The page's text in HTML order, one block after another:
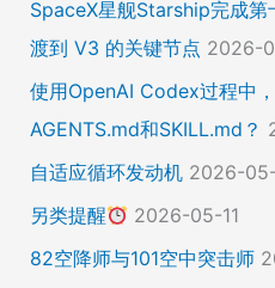
SpaceX星舰Starship完成
渡到 V3 的关键节点 2026-
使用OpenAI Codex过程中
AGENTS.md和SKILL.md？
自适应循环发动机 2026-
另类提醒
2026-05-11
82空降师与101空中突击师